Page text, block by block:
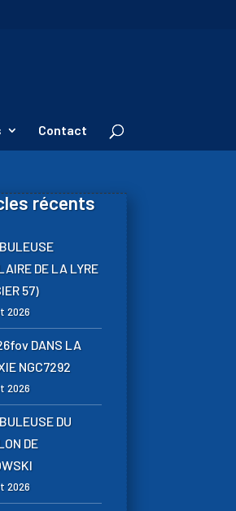
Contact
récents
DE LA LYRE
57)
2026
DANS LA
NGC7292
2026
DU
DE
2026